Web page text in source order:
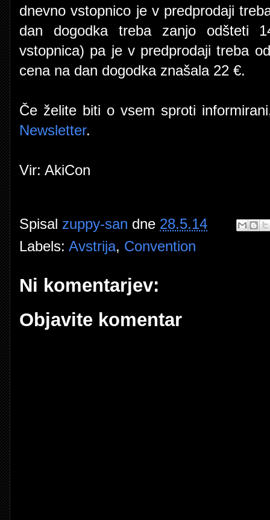
dnevno vstopnico je v predprodaji
dan dogodka treba zanjo odšteti
vstopnica) pa je v predprodaji treba
cena na dan dogodka znašala 22 €.
Če želite biti o vsem sproti
Newsletter.
Vir: AkiCon
Spisal zuppy-san dne 28.5.14
Labels: Avstrija, Convention
Ni komentarjev:
Objavite komentar